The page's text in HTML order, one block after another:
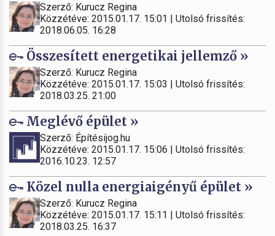
Szerző: Kurucz Regina
Közzétéve: 2015.01.17. 15:01 | Utolsó frissítés:
2018.06.05. 16:28
Összesített energetikai jellemző »
Szerző: Kurucz Regina
Közzétéve: 2015.01.17. 15:03 | Utolsó frissítés:
2018.03.25. 21:00
Meglévő épület »
Szerző: Építésijog.hu
Közzétéve: 2015.01.17. 15:06 | Utolsó frissítés:
2016.10.23. 12:57
Közel nulla energiaigényű épület »
Szerző: Kurucz Regina
Közzétéve: 2015.01.17. 15:11 | Utolsó frissítés:
2018.03.25. 16:37